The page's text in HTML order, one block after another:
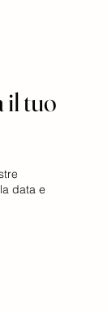
il tuo
data e